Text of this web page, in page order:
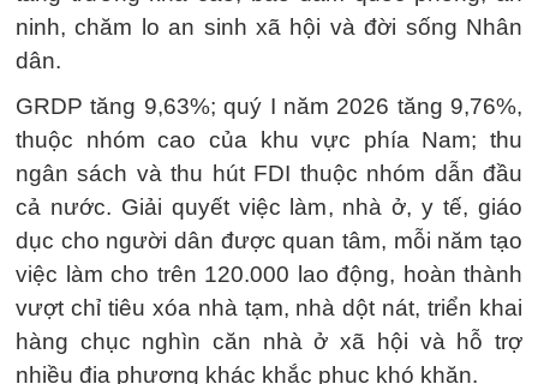
ninh, chăm lo an sinh xã hội và đời sống Nhân
dân.
GRDP tăng 9,63%; quý I năm 2026 tăng 9,76%,
thuộc nhóm cao của khu vực phía Nam; thu
ngân sách và thu hút FDI thuộc nhóm dẫn đầu
cả nước. Giải quyết việc làm, nhà ở, y tế, giáo
dục cho người dân được quan tâm, mỗi năm tạo
việc làm cho trên 120.000 lao động, hoàn thành
vượt chỉ tiêu xóa nhà tạm, nhà dột nát, triển khai
hàng chục nghìn căn nhà ở xã hội và hỗ trợ
nhiều địa phương khác khắc phục khó khăn.